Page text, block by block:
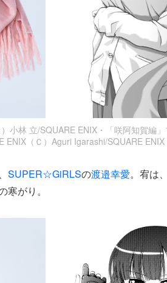
小林 立/SQUARE ENIX・「咲阿知賀編
ENIX（Ｃ）Aguri Igarashi/SQUARE ENIX
SUPER☆GiRLSの渡邉幸愛。宥は
がり。